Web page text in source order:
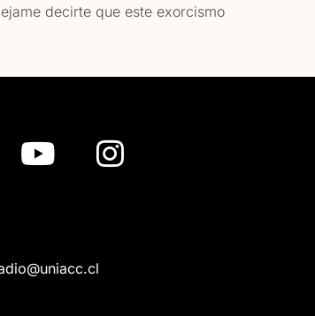
decirte que este exorcismo